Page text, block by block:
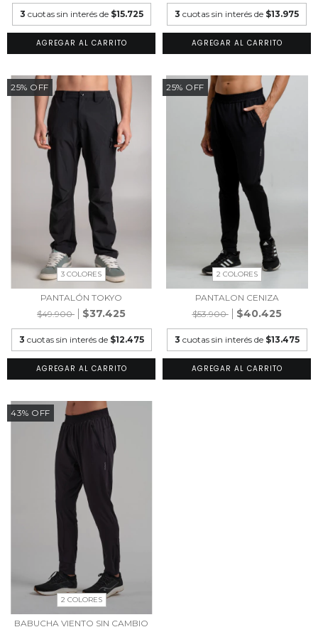
3 cuotas sin interés de $15.725
AGREGAR AL CARRITO
3 cuotas sin interés de $13.975
AGREGAR AL CARRITO
25% OFF
3 COLORES
PANTALÓN TOKYO
$49.900
$37.425
3 cuotas sin interés de $12.475
AGREGAR AL CARRITO
25% OFF
2 COLORES
PANTALON CENIZA
$53.900
$40.425
3 cuotas sin interés de $13.475
AGREGAR AL CARRITO
43% OFF
2 COLORES
BABUCHA VIENTO SIN CAMBIO